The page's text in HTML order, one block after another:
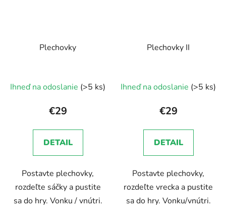
Plechovky
Ihneď na odoslanie (>5 ks)
€29
DETAIL
Postavte plechovky,
rozdeľte sáčky a pustite
sa do hry. Vonku / vnútri.
Plechovky II
Ihneď na odoslanie (>5 ks)
€29
DETAIL
Postavte plechovky,
rozdeľte vrecka a pustite
sa do hry. Vonku/vnútri.